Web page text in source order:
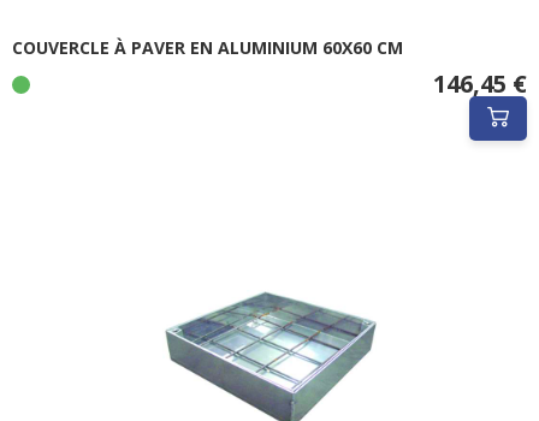
COUVERCLE À PAVER EN ALUMINIUM 60X60 CM
146,45 €